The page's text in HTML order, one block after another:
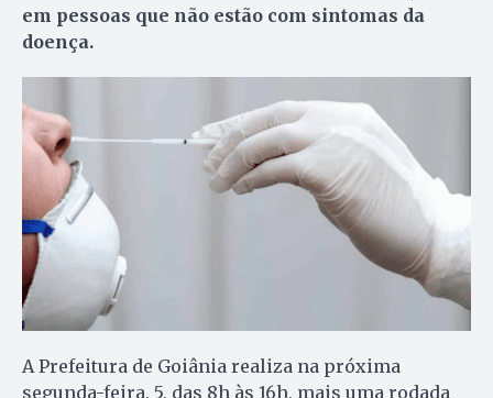
em pessoas que não estão com sintomas da
doença.
A Prefeitura de Goiânia realiza na próxima
segunda-feira, 5, das 8h às 16h, mais uma rodada